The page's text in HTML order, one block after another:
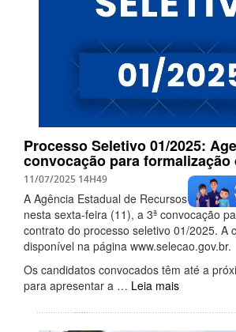
Processo Seletivo 01/2025:
convocação para
11/07/2025 14H49
A Agência Estadual de Recursos Hídricos
nesta sexta-feira (11), a 3ª convocação
contrato do processo seletivo 01/2025. A
disponível na página www.selecao.gov.br.
Os candidatos convocados têm até a
para apresentar a … Leia mais